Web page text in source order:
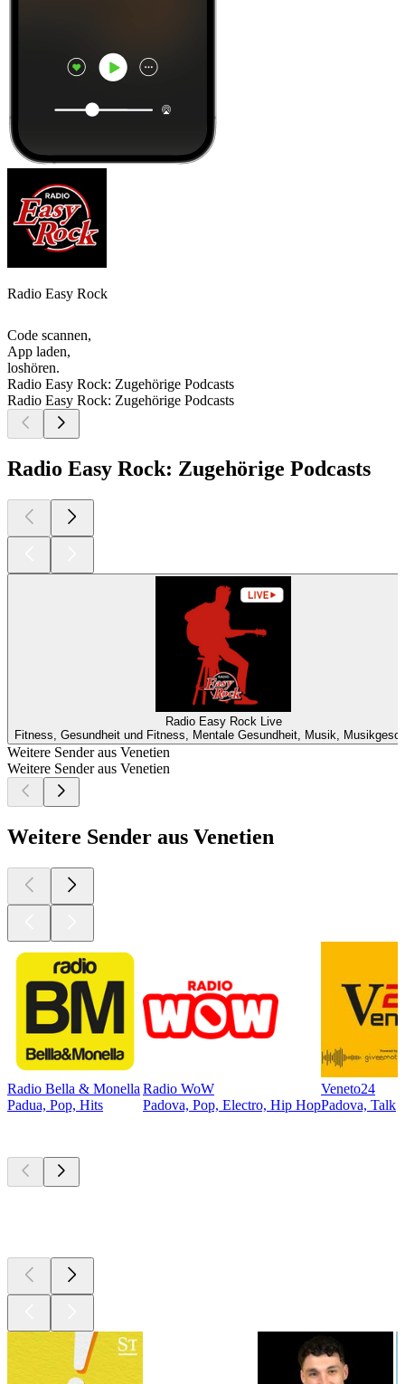
Radio Easy Rock
Code scannen,
App laden,
loshören.
Radio Easy Rock: Zugehörige Podcasts
Radio Easy Rock: Zugehörige Podcasts
Radio Easy Rock: Zugehörige Podcasts
Radio Easy Rock Live
Fitness, Gesundheit und Fitness, Mentale Gesundheit, Musik,
Weitere Sender aus Venetien
Weitere Sender aus Venetien
Weitere Sender aus Venetien
Radio Bella & Monella
Padua, Pop, Hits
Radio WoW
Padova, Pop, Electro, Hip Hop
Veneto24
Padova, Talk